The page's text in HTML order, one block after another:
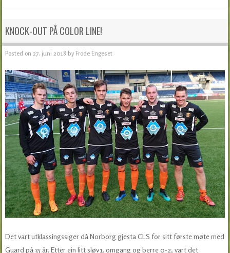
KNOCK-OUT PÅ COLOR LINE!
Posted on 27. juni 2018 by Frode Engeset
Det vart utklassingssiger då Norborg gjesta CLS for sitt første møte med
Guard på 35 år. Etter ein litt sløv 1. omgang og berre 0-2, vart det